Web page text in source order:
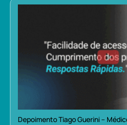
Depoimento Tiago Guerini –